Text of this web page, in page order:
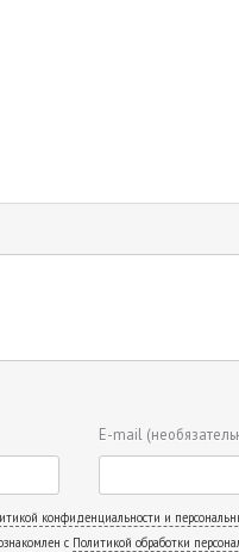
E-mail
конфиденциальности и
с Политикой обработки